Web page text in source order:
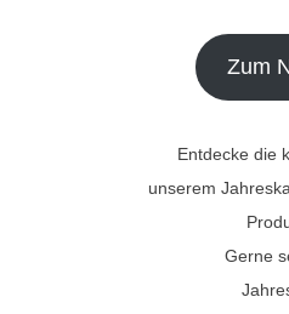
Zum
Entdecke die
unserem
Gerne